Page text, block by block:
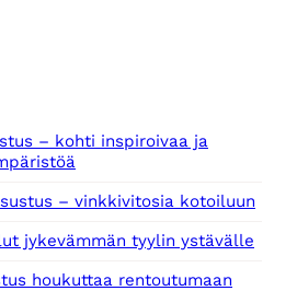
– kohti inspiroivaa ja
– vinkkivitosia kotoiluun
jykevämmän tyylin ystävälle
houkuttaa rentoutumaan